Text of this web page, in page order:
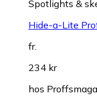
Spotlights &
Hide-a-Lite
fr.
234 kr
hos